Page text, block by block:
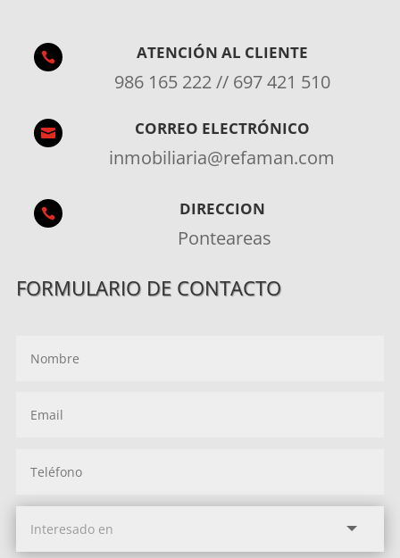
 ATENCIÓN AL CLIENTE
986 165 222 // 697 421 510
 CORREO ELECTRÓNICO
inmobiliaria@refaman.com
 DIRECCION
Ponteareas
FORMULARIO DE CONTACTO